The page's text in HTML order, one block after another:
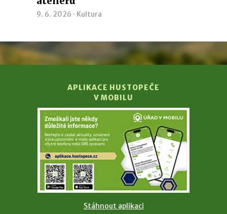
9. 6. 2026 · Kultura
APLIKACE HUSTOPEČE
V MOBILU
Stáhnout aplikaci